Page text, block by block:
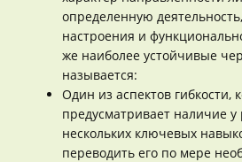
определенную
настроения и
же наиболее устойчивые
называется:
Один из аспектов гибкости,
предусматривает наличие у
нескольких ключевых
переводить его по мере